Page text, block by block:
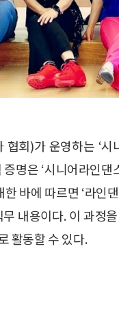
회)가 운영하는 ‘
명은 ‘시니어라인
바에 따르면 ‘라인
내용이다. 이 과정
활동할 수 있다.